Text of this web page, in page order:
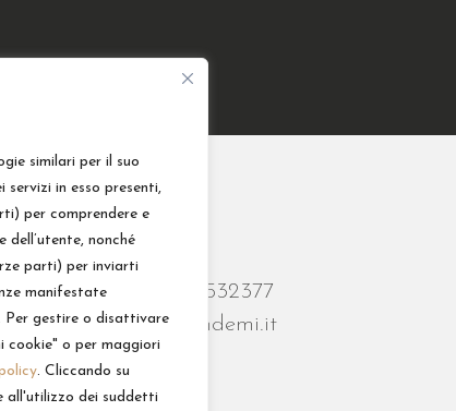
similari per il suo
servizi in esso presenti,
per comprendere e
dell’utente, nonché
parti) per inviarti
manifestate
Per gestire o disattivare
cookie" o per maggiori
. Cliccando su
dei suddetti
Kontakt
T:+39 0471 1532377
E:info@esemdemi.it